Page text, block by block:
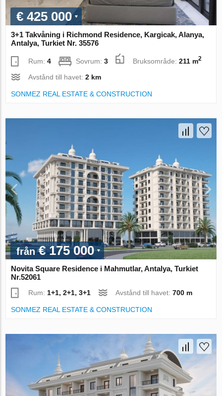
€ 425 000
3+1 Takvåning i Richmond Residence, Kargicak, Alanya,
Antalya, Turkiet Nr. 35576
Rum:4 Sovrum:3 Bruksområde:211 m2
Avstånd till havet:2 km
SONMEZ REAL ESTATE & CONSTRUCTION
från€ 175 000
Novita Square Residence i Mahmutlar, Antalya, Turkiet
Nr.52061
Rum: 1+1, 2+1, 3+1 Avstånd till havet:700 m
SONMEZ REAL ESTATE & CONSTRUCTION